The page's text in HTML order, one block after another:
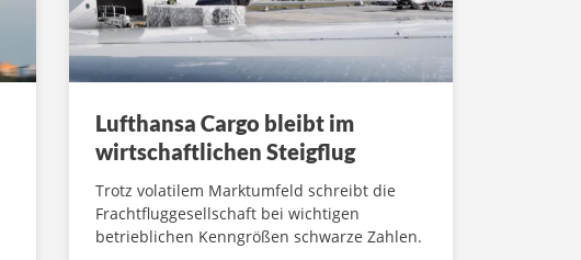
Lufthansa Cargo bleibt im
wirtschaftlichen Steigflug
Trotz volatilem Marktumfeld schreibt die
Frachtfluggesellschaft bei wichtigen
betrieblichen Kenngrößen schwarze Zahlen.